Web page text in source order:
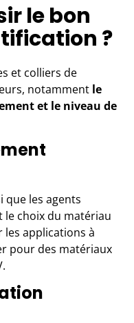
le bon
?
et colliers de
notamment le
et le niveau de
que les agents
le choix du matériau
les applications à
pour des matériaux